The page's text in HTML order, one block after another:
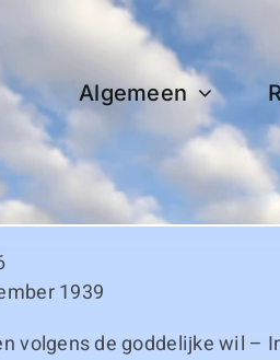
Algemeen
1939
volgens de goddelijke wil –